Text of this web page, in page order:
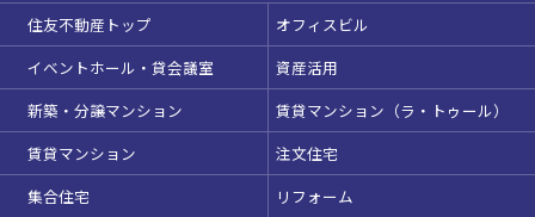
住友不動産トップ
オフィスビル
イベントホール・貸会議室
資産活用
新築・分譲マンション
賃貸マンション（ラ・トゥール）
賃貸マンション
注文住宅
集合住宅
リフォーム